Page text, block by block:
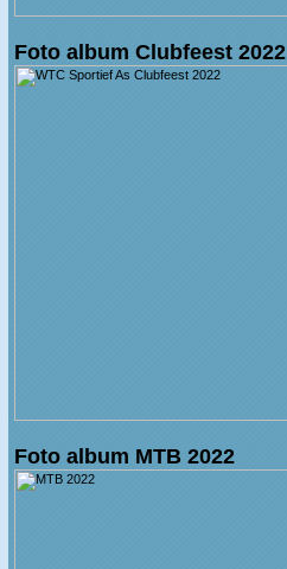
Foto album Clubfeest 2022
Foto album MTB 2022